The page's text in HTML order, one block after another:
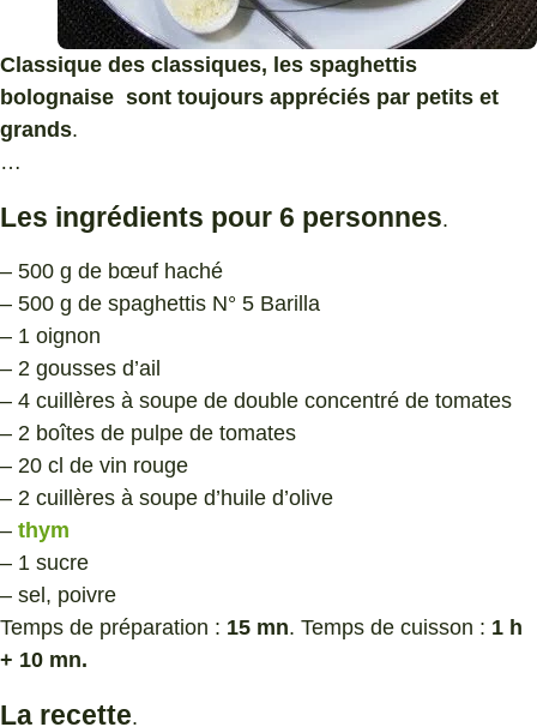
Classique des classiques, les spaghettis
bolognaise sont toujours appréciés par petits et
grands.
…
Les ingrédients pour 6 personnes.
– 500 g de bœuf haché
– 500 g de spaghettis N° 5 Barilla
– 1 oignon
– 2 gousses d’ail
– 4 cuillères à soupe de double concentré de tomates
– 2 boîtes de pulpe de tomates
– 20 cl de vin rouge
– 2 cuillères à soupe d’huile d’olive
– thym
– 1 sucre
– sel, poivre
Temps de préparation : 15 mn. Temps de cuisson : 1 h
+ 10 mn.
La recette.